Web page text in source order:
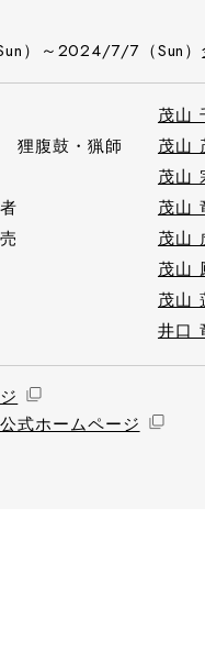
）～2024/7/7（Sun）
茂山
狸腹鼓・猟師
茂山
茂山
茂山
茂山
茂山
茂山
井口
式ホームページ